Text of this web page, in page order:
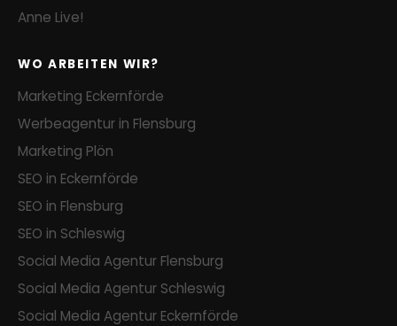
Anne Live!
WO ARBEITEN WIR?
Marketing Eckernförde
Werbeagentur in Flensburg
Marketing Plön
SEO in Eckernförde
SEO in Flensburg
SEO in Schleswig
Social Media Agentur Flensburg
Social Media Agentur Schleswig
Social Media Agentur Eckernförde